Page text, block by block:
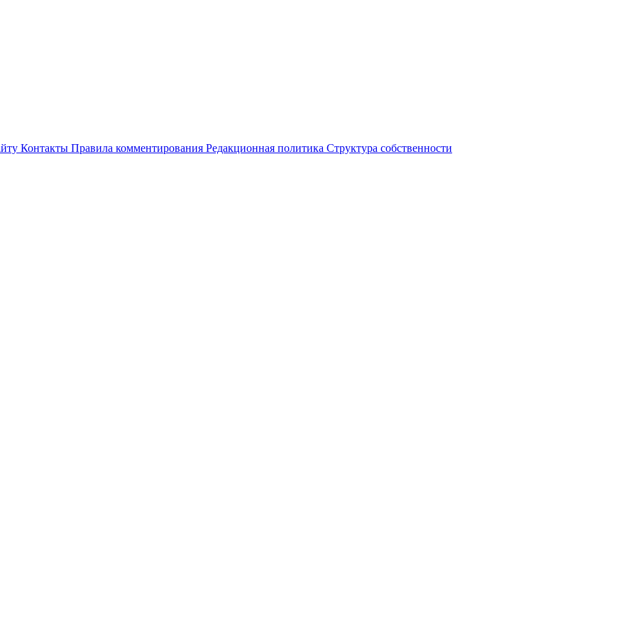
Контакты Правила комментирования Редакционная политика Структура собственности